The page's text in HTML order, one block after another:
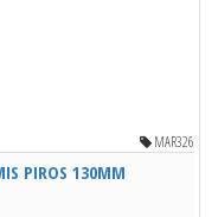
MAR326
PIROS 130MM